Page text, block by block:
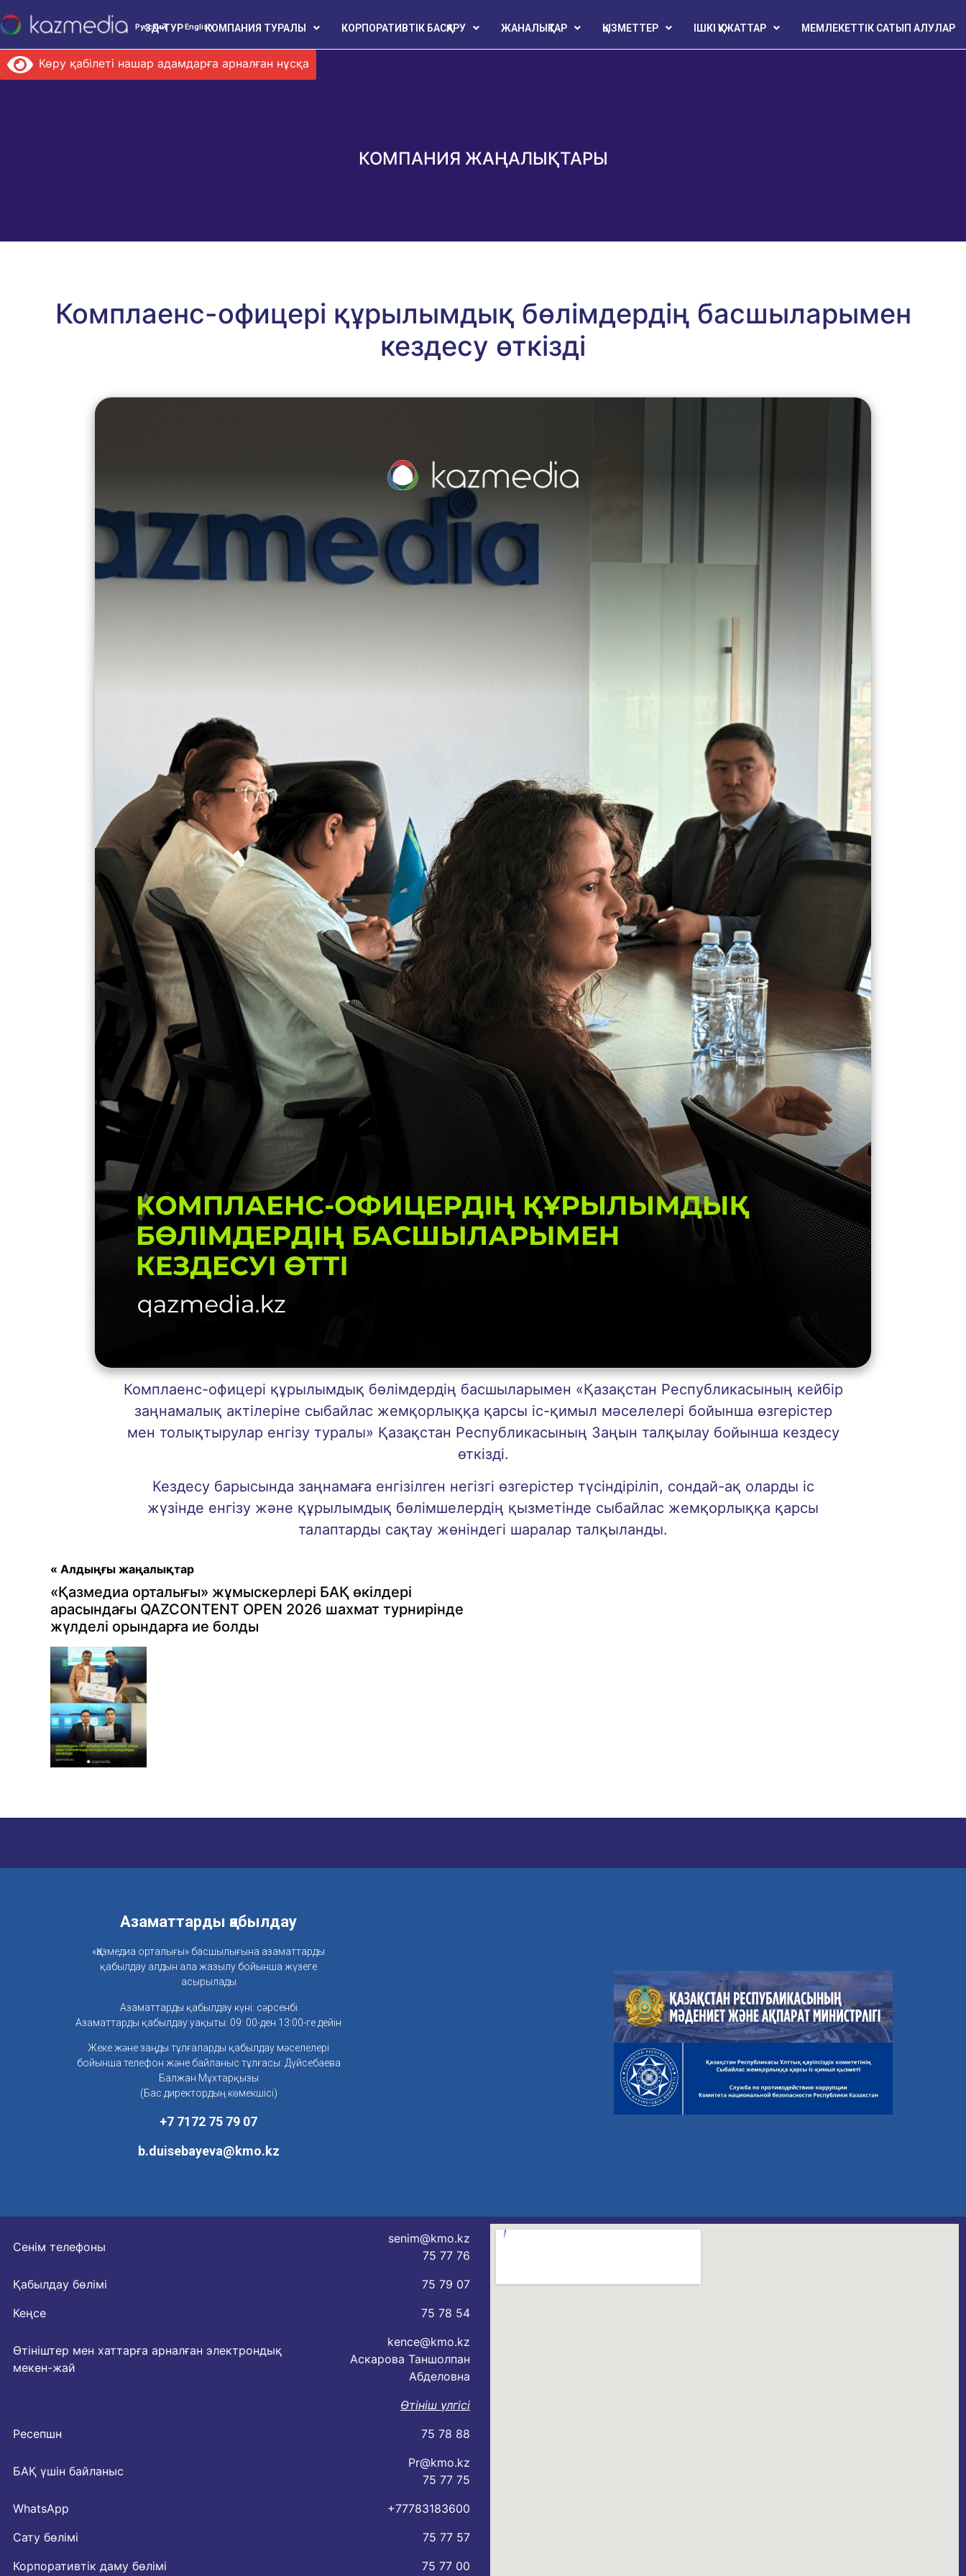
Русский English
3Д-ТУР КОМПАНИЯ ТУРАЛЫ КОРПОРАТИВТІК БАСҚАРУ ЖАНАЛЫҚТАР ҚЫЗМЕТТЕР ІШКІ ҚҰЖАТТАР МЕМЛЕКЕТТІК САТЫП АЛУЛАР
Көру қабілеті нашар адамдарға арналған нұсқа
КОМПАНИЯ ЖАҢАЛЫҚТАРЫ
Комплаенс-офицері құрылымдық бөлімдердің басшыларымен
кездесу өткізді
Комплаенс-офицері құрылымдық бөлімдердің басшыларымен «Қазақстан Республикасының кейбір
заңнамалық актілеріне сыбайлас жемқорлыққа қарсы іс-қимыл мәселелері бойынша өзгерістер
мен толықтырулар енгізу туралы» Қазақстан Республикасының Заңын талқылау бойынша кездесу
өткізді.
Кездесу барысында заңнамаға енгізілген негізгі өзгерістер түсіндіріліп, сондай-ақ оларды іс
жүзінде енгізу және құрылымдық бөлімшелердің қызметінде сыбайлас жемқорлыққа қарсы
талаптарды сақтау жөніндегі шаралар талқыланды.
« Алдыңғы жаңалықтар
«Қазмедиа орталығы» жұмыскерлері БАҚ өкілдері
арасындағы QAZCONTENT OPEN 2026 шахмат турнирінде
жүлделі орындарға ие болды
Азаматтарды қабылдау
«Қазмедиа орталығы» басшылығына азаматтарды
қабылдау алдын ала жазылу бойынша жүзеге
асырылады
Азаматтарды қабылдау күні: сәрсенбі
Азаматтарды қабылдау уақыты: 09: 00-ден 13:00-ге дейін
Жеке және заңды тұлғаларды қабылдау мәселелері
бойынша телефон және байланыс тұлғасы: Дүйсебаева
Балжан Мұхтарқызы
(Бас директордың көмекшісі)
+7 7172 75 79 07
b.duisebayeva@kmo.kz
Сенім телефоны
senim@kmo.kz
75 77 76
Қабылдау бөлімі
75 79 07
Кеңсе
75 78 54
Өтініштер мен хаттарға арналған электрондық
мекен-жай
kence@kmo.kz
Аскарова Таншолпан
Абделовна
Өтініш үлгісі
Ресепшн
75 78 88
БАҚ үшін байланыс
Pr@kmo.kz
75 77 75
WhatsApp
+77783183600
Сату бөлімі
75 77 57
Корпоративтік даму бөлімі
75 77 00